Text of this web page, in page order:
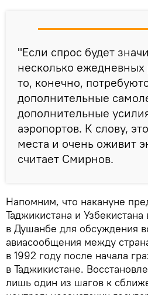
"Если спрос будет
несколько ежедневных
то, конечно,
дополнительные
дополнительные
аэропортов. К слову,
места и очень оживит
считает Смирнов.
Напомним, что накануне
Таджикистана и Узбекистана
в Душанбе для обсуждения
авиасообщения между
в 1992 году после начала
в Таджикистане.
лишь один из шагов к